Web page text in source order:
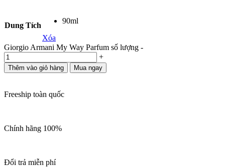
Dung Tích
90ml
Xóa
Giorgio Armani My Way Parfum số lượng -
+
Thêm vào giỏ hàng Mua ngay
Freeship toàn quốc
Chính hãng 100%
Đổi trả miễn phí